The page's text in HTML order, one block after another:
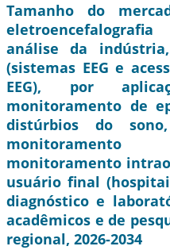
Tamanho do
análise da
(sistemas EEG e
EEG), por
monitoramento de
distúrbios do
monitoramento
usuário final
diagnóstico e
acadêmicos e de
regional, 2026-2034